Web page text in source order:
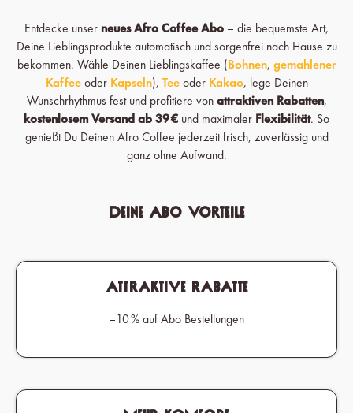
Entdecke unser neues Afro Coffee Abo – die bequemste Art,
Deine Lieblingsprodukte automatisch und sorgenfrei nach Hause zu
bekommen. Wähle Deinen Lieblingskaffee (Bohnen, gemahlener
Kaffeeoder Kapseln), Teeoder Kakao, lege Deinen
Wunschrhythmus fest und profitiere von attraktiven Rabatten,
kostenlosem Versand ab 39 € und maximaler Flexibilität. So
genießt Du Deinen Afro Coffee jederzeit frisch, zuverlässig und
ganz ohne Aufwand.
Deine Abo Vorteile
Attraktive Rabatte
–10 % auf Abo Bestellungen